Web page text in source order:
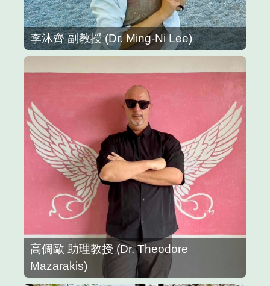
李沐齊 副教授 (Dr. Ming-Ni Lee)
高倜歐 助理教授 (Dr. Theodore
Mazarakis)